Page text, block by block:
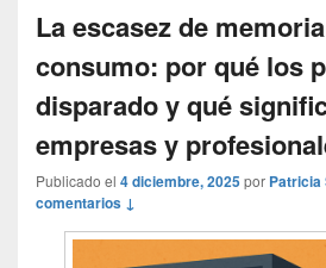
La escasez de
consumo: por qué los
disparado y qué
empresas y
Publicado el 4 diciembre, 2025por Patricia
comentarios ↓